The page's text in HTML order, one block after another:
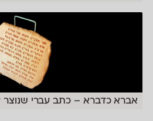
אברא כדברא – כתב עברי שנוצר